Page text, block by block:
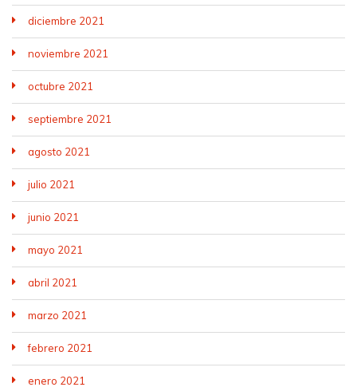
diciembre 2021
noviembre 2021
octubre 2021
septiembre 2021
agosto 2021
julio 2021
junio 2021
mayo 2021
abril 2021
marzo 2021
febrero 2021
enero 2021